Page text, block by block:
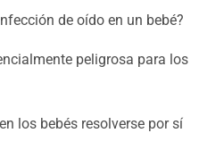
de oído en un bebé?
peligrosa para los
los bebés resolverse por sí